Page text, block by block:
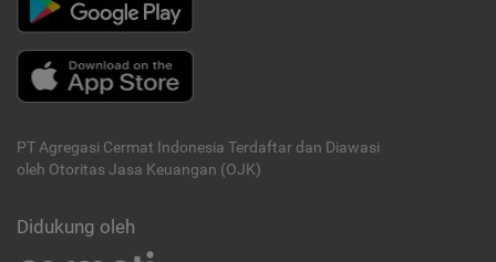
PT Agregasi Cermat Indonesia Terdaftar dan Diawasi
oleh Otoritas Jasa Keuangan (OJK)
Didukung oleh